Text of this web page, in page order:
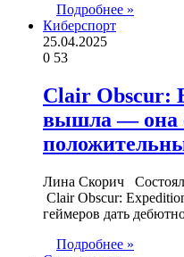
Подробнее »
Киберспорт
25.04.2025
0 53
Clair Obscur:
вышла — она
Лина Скорич
Clair Obscur:
геймеров дать
Подробнее »